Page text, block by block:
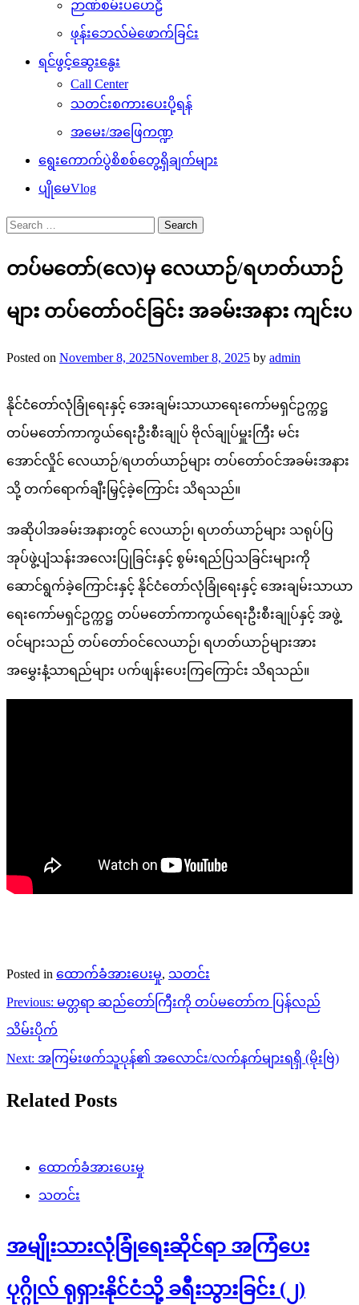
ဉာဏ်စမ်းပဟေဠိ
ဖုန်းဘေလ်မဲဖောက်ခြင်း
ရင်ဖွင့်ဆွေးနွေး
Call Center
သတင်းစကားပေးပို့ရန်
အမေး/အဖြေကဏ္ဍ
ရွေးကောက်ပွဲစိစစ်တွေ့ရှိချက်များ
ပျိုမေVlog
Search
for:
တပ်မတော်(လေ)မှ လေယာဉ်/ရဟတ်ယာဉ်
များ တပ်တော်ဝင်ခြင်း အခမ်းအနား ကျင်းပ
Posted on November 8, 2025November 8, 2025 by admin
နိုင်ငံတော်လုံခြုံရေးနှင့် အေးချမ်းသာယာရေးကော်မရှင်ဥက္ကဋ္ဌ
တပ်မတော်ကာကွယ်ရေးဦးစီးချုပ် ဗိုလ်ချုပ်မှူးကြီး မင်း
အောင်လှိုင် လေယာဉ်/ရဟတ်ယာဉ်များ တပ်တော်ဝင်အခမ်းအနား
သို့ တက်ရောက်ချီးမြှင့်ခဲ့ကြောင်း သိရသည်။
အဆိုပါအခမ်းအနားတွင် လေယာဉ်၊ ရဟတ်ယာဉ်များ သရုပ်ပြ
အုပ်ဖွဲ့ပျံသန်းအလေးပြုခြင်းနှင့် စွမ်းရည်ပြသခြင်းများကို
ဆောင်ရွက်ခဲ့ကြောင်းနှင့် နိုင်ငံတော်လုံခြုံရေးနှင့် အေးချမ်းသာယာ
ရေးကော်မရှင်ဥက္ကဋ္ဌ တပ်မတော်ကာကွယ်ရေးဦးစီးချုပ်နှင့် အဖွဲ့
ဝင်များသည် တပ်တော်ဝင်လေယာဉ်၊ ရဟတ်ယာဉ်များအား
အမွှေးနံ့သာရည်များ ပက်ဖျန်းပေးကြကြောင်း သိရသည်။
Posted in ထောက်ခံအားပေးမှု, သတင်း
Post
navigation
Previous: မတ္တရာ ဆည်တော်ကြီးကို တပ်မတော်က ပြန်လည်
သိမ်းပိုက်
Next: အကြမ်းဖက်သူပုန်၏ အလောင်း/လက်နက်များရရှိ (မိုးဗြဲ)
Related Posts
ထောက်ခံအားပေးမှု
သတင်း
အမျိုးသားလုံခြုံရေးဆိုင်ရာ အကြံပေး
ပုဂ္ဂိုလ် ရုရှားနိုင်ငံသို့ ခရီးသွားခြင်း (၂)